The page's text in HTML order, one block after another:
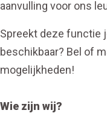
aanvulling voor ons
​​​​​​​Spreekt deze functie
beschikbaar? Bel of
mogelijkheden!
Wie zijn wij?